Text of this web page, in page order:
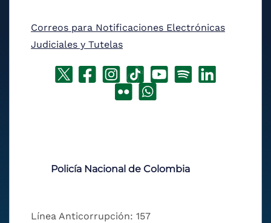
Correos para Notificaciones Electrónicas
Judiciales y Tutelas
Policía Nacional de Colombia
Línea Anticorrupción: 157